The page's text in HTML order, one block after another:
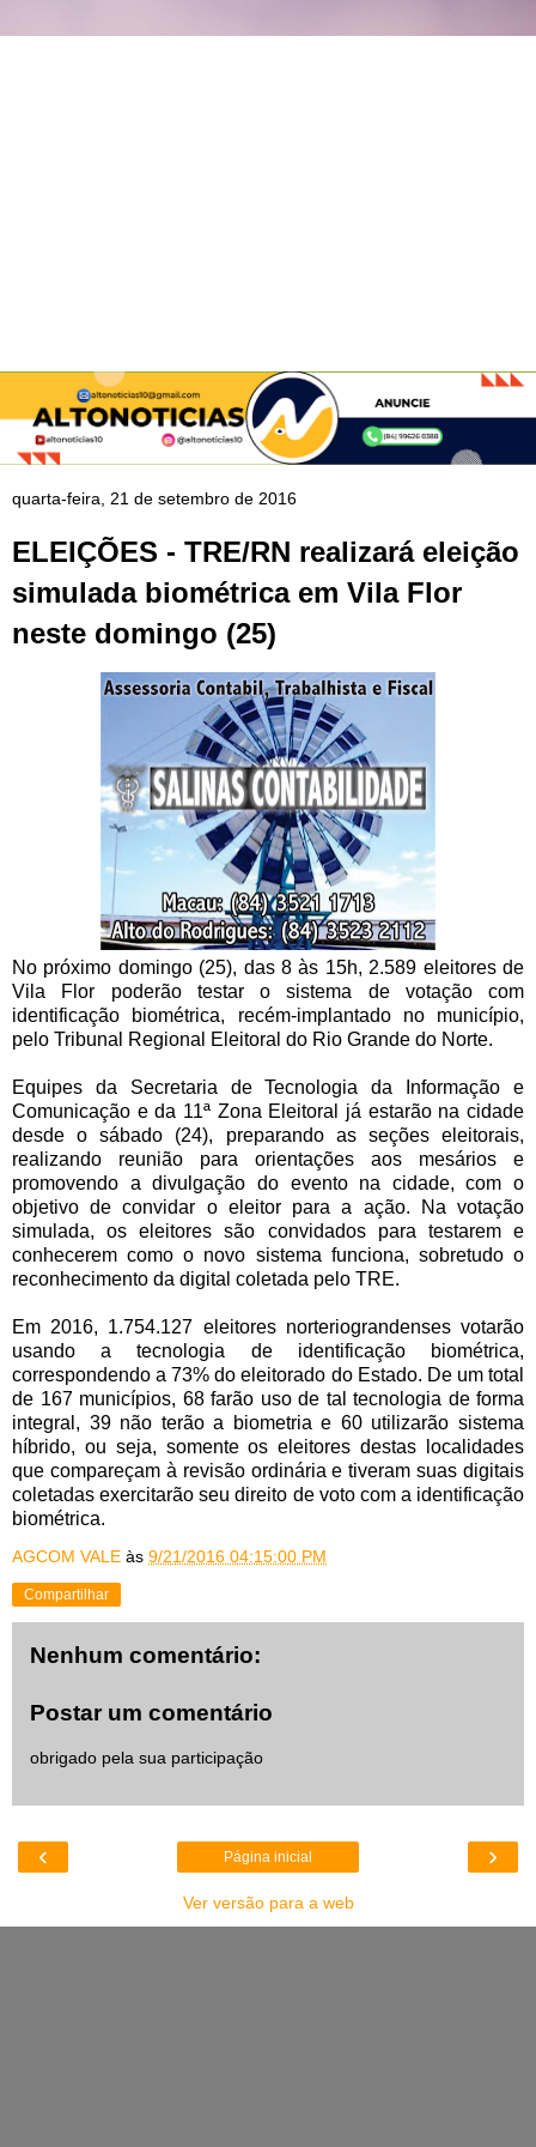
quarta-feira, 21 de setembro de 2016
ELEIÇÕES - TRE/RN realizará eleição
simulada biométrica em Vila Flor
neste domingo (25)
No próximo domingo (25), das 8 às 15h, 2.589 eleitores de
Vila Flor poderão testar o sistema de votação com
identificação biométrica, recém-implantado no município,
pelo Tribunal Regional Eleitoral do Rio Grande do Norte.
Equipes da Secretaria de Tecnologia da Informação e
Comunicação e da 11ª Zona Eleitoral já estarão na cidade
desde o sábado (24), preparando as seções eleitorais,
realizando reunião para orientações aos mesários e
promovendo a divulgação do evento na cidade, com o
objetivo de convidar o eleitor para a ação. Na votação
simulada, os eleitores são convidados para testarem e
conhecerem como o novo sistema funciona, sobretudo o
reconhecimento da digital coletada pelo TRE.
Em 2016, 1.754.127 eleitores norteriograndenses votarão
usando a tecnologia de identificação biométrica,
correspondendo a 73% do eleitorado do Estado. De um total
de 167 municípios, 68 farão uso de tal tecnologia de forma
integral, 39 não terão a biometria e 60 utilizarão sistema
híbrido, ou seja, somente os eleitores destas localidades
que compareçam à revisão ordinária e tiveram suas digitais
coletadas exercitarão seu direito de voto com a identificação
biométrica.
AGCOM VALE às 9/21/2016 04:15:00 PM
Compartilhar
Nenhum comentário:
Postar um comentário
obrigado pela sua participação
‹ ›
Página inicial
Ver versão para a web